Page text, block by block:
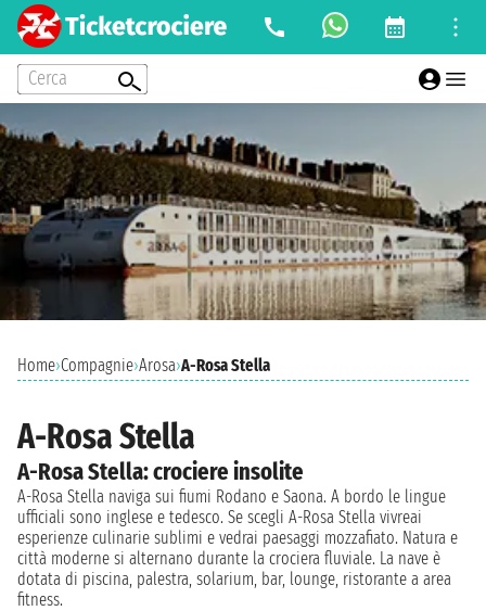
Cerca
Home›Compagnie›Arosa›A-Rosa Stella
A-Rosa Stella
A-Rosa Stella: crociere insolite
A-Rosa Stella naviga sui fiumi Rodano e Saona. A bordo le lingue
ufficiali sono inglese e tedesco. Se scegli A-Rosa Stella vivreai
esperienze culinarie sublimi e vedrai paesaggi mozzafiato. Natura e
città moderne si alternano durante la crociera fluviale. La nave è
dotata di piscina, palestra, solarium, bar, lounge, ristorante a area
fitness.